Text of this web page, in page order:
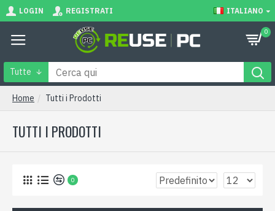
LOGIN REGISTRATI ITALIANO
0
Tutte
Home Tutti i Prodotti
TUTTI I PRODOTTI
0